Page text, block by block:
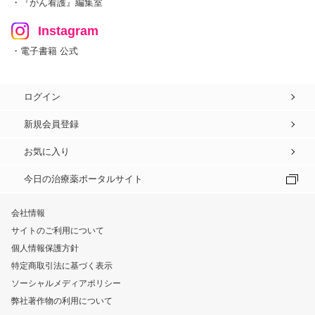
・『がん看護』編集室
Instagram
・電子書籍 公式
ログイン
新規会員登録
お気に入り
今日の治療薬ポータルサイト
会社情報
サイトのご利用について
個人情報保護方針
特定商取引法に基づく表示
ソーシャルメディアポリシー
弊社著作物の利用について